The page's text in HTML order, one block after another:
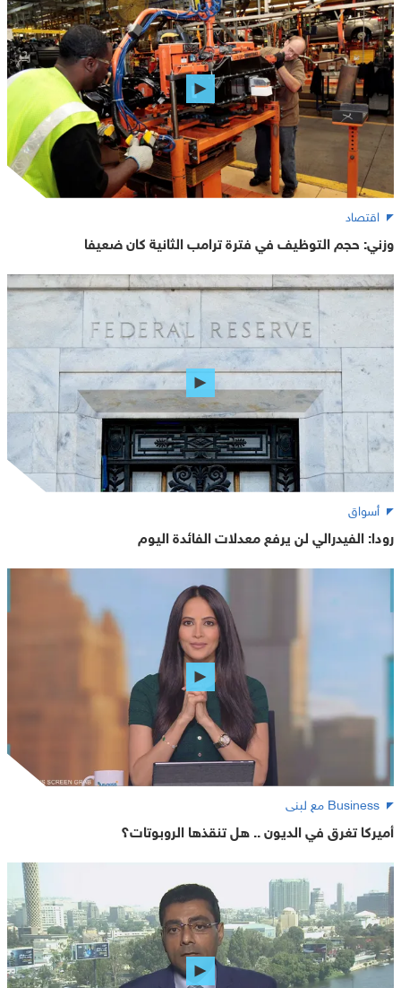
اقتصاد
وزني: حجم التوظيف في فترة ترامب الثانية كان ضعيفا
أسواق
رودا: الفيدرالي لن يرفع معدلات الفائدة اليوم
Business مع لبنى
أميركا تغرق في الديون .. هل تنقذها الروبوتات؟